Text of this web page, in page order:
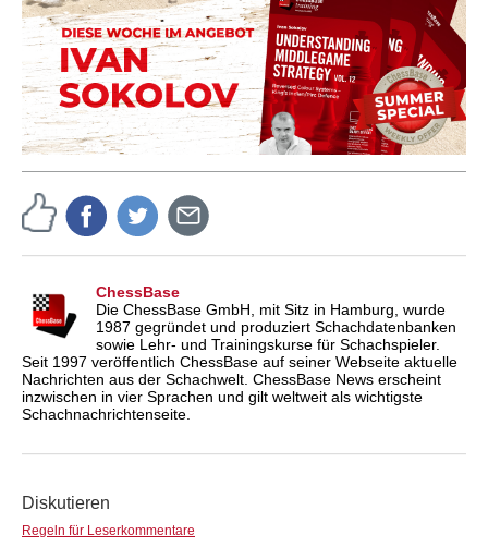
ChessBase
Die ChessBase GmbH, mit Sitz in Hamburg, wurde
1987 gegründet und produziert Schachdatenbanken
sowie Lehr- und Trainingskurse für Schachspieler.
Seit 1997 veröffentlich ChessBase auf seiner Webseite aktuelle
Nachrichten aus der Schachwelt. ChessBase News erscheint
inzwischen in vier Sprachen und gilt weltweit als wichtigste
Schachnachrichtenseite.
Diskutieren
Regeln für Leserkommentare